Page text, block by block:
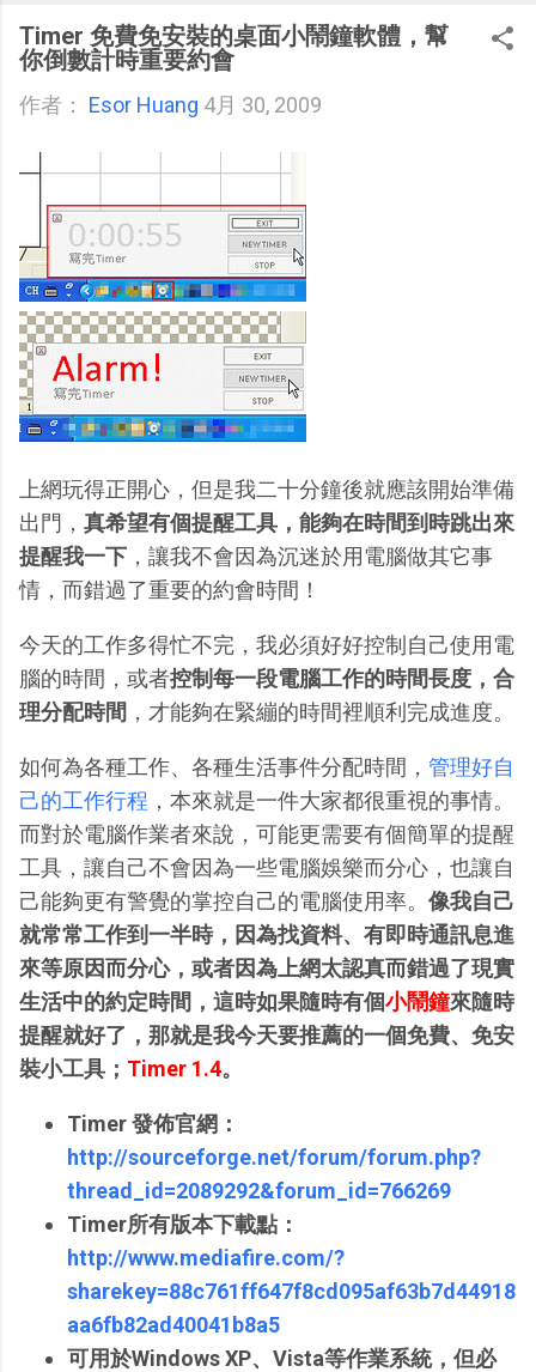
Timer 免費免安裝的桌面小鬧鐘軟體，幫
你倒數計時重要約會
作者： Esor Huang 4月 30, 2009
上網玩得正開心，但是我二十分鐘後就應該開始準備
出門， 真希望有個提醒工具，能夠在時間到時跳出來
提醒我一下 ，讓我不會因為沉迷於用電腦做其它事
情，而錯過了重要的約會時間！
今天的工作多得忙不完，我必須好好控制自己使用電
腦的時間，或者控制每一段電腦工作的時間長度，合
理分配時間 ，才能夠在緊繃的時間裡順利完成進度。
如何為各種工作、各種生活事件分配時間， 管理好自
己的工作行程 ，本來就是一件大家都很重視的事情。
而對於電腦作業者來說，可能更需要有個簡單的提醒
工具，讓自己不會因為一些電腦娛樂而分心，也讓自
己能夠更有警覺的掌控自己的電腦使用率。 像我自己
就常常工作到一半時，因為找資料、有即時通訊息進
來等原因而分心，或者因為上網太認真而錯過了現實
生活中的約定時間，這時如果隨時有個小鬧鐘來隨時
提醒就好了，那就是我今天要推薦的一個免費、免安
裝小工具； Timer 1.4。
Timer 發佈官網：
http://sourceforge.net/forum/forum.php?
thread_id=2089292&forum_id=766269
Timer所有版本下載點：
http://www.mediafire.com/?
sharekey=88c761ff647f8cd095af63b7d44918
aa6fb82ad40041b8a5
可用於Windows XP、Vista等作業系統，但必